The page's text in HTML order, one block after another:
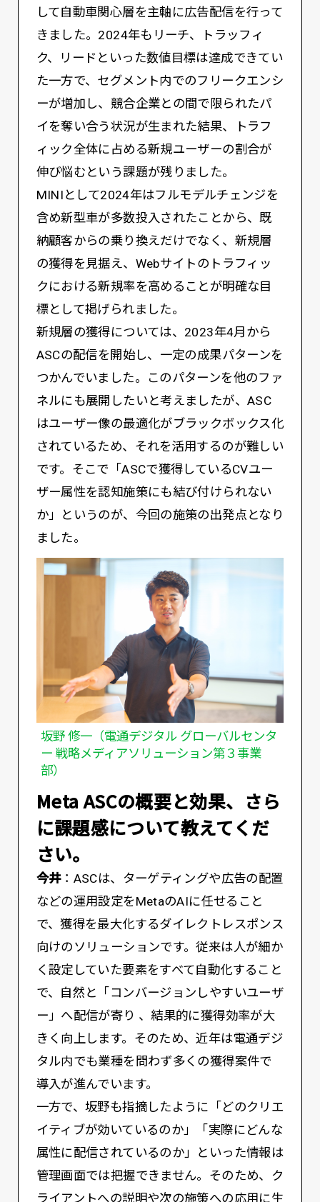
して自動車関心層を主軸に広告配信を行って
きました。2024年もリーチ、トラッフィ
ク、リードといった数値目標は達成できてい
た一方で、セグメント内でのフリークエンシ
ーが増加し、競合企業との間で限られたパ
イを奪い合う状況が生まれた結果、トラフ
ィック全体に占める新規ユーザーの割合が
伸び悩むという課題が残りました。
MINIとして2024年はフルモデルチェンジを
含め新型車が多数投入されたことから、既
納顧客からの乗り換えだけでなく、新規層
の獲得を見据え、Webサイトのトラフィッ
クにおける新規率を高めることが明確な目
標として掲げられました。
新規層の獲得については、2023年4月から
ASCの配信を開始し、一定の成果パターンを
つかんでいました。このパターンを他のファ
ネルにも展開したいと考えましたが、ASC
はユーザー像の最適化がブラックボックス化
されているため、それを活用するのが難しい
です。そこで「ASCで獲得しているCVユー
ザー属性を認知施策にも結び付けられない
か」というのが、今回の施策の出発点となり
ました。
坂野 修一（電通デジタル グローバルセンタ
ー 戦略メディアソリューション第３事業
部）
――Meta ASCの概要と効果、さら
に課題感について教えてくだ
さい。
今井：ASCは、ターゲティングや広告の配置
などの運用設定をMetaのAIに任せること
で、獲得を最大化するダイレクトレスポンス
向けのソリューションです。従来は人が細か
く設定していた要素をすべて自動化すること
で、自然と「コンバージョンしやすいユーザ
ー」へ配信が寄り 、結果的に獲得効率が大
きく向上します。そのため、近年は電通デジ
タル内でも業種を問わず多くの獲得案件で
導入が進んでいます。
一方で、坂野も指摘したように「どのクリエ
イティブが効いているのか」「実際にどんな
属性に配信されているのか」といった情報は
管理画面では把握できません。そのため、ク
ライアントへの説明や次の施策への応用に生